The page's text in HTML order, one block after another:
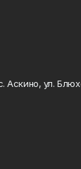
Аскино, ул.